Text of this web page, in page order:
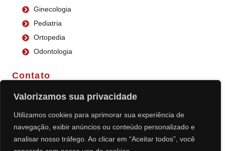
Valorizamos sua privacidade
Utilizamos cookies para aprimorar sua experiência de
navegação, exibir anúncios ou conteúdo personalizado e
analisar nosso tráfego. Ao clicar em “Aceitar todos”, você
Ginecologia
Pediatria
Ortopedia
Odontologia
Contato
Enviar WhatsApp
centralsaudefinanceiro@gmail.com
Av José Faria da Rocha, 4281 Contagem - MG - 32310-
210